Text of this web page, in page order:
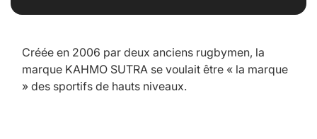
Créée en 2006 par deux anciens rugbymen, la
marque KAHMO SUTRA se voulait être « la marque
» des sportifs de hauts niveaux.